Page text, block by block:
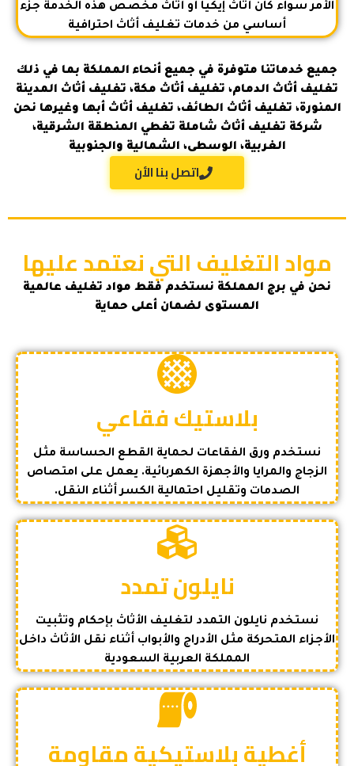
الأمر سواء كان أثاث إيكيا أو أثاث مخصص هذه الخدمة جزء
أساسي من خدمات تغليف أثاث احترافية
جميع خدماتنا متوفرة في جميع أنحاء المملكة بما في ذلك
تغليف أثاث الدمام، تغليف أثاث مكة، تغليف أثاث المدينة
المنورة، تغليف أثاث الطائف، تغليف أثاث أبها وغيرها نحن
شركة تغليف أثاث شاملة تغطي المنطقة الشرقية،
الغربية، الوسطى، الشمالية والجنوبية
اتصل بنا الأن
مواد التغليف التي نعتمد عليها
نحن في برج المملكة نستخدم فقط مواد تغليف عالمية
المستوى لضمان أعلى حماية
بلاستيك فقاعي
نستخدم ورق الفقاعات لحماية القطع الحساسة مثل
الزجاج والمرايا والأجهزة الكهربائية. يعمل على امتصاص
الصدمات وتقليل احتمالية الكسر أثناء النقل.
نايلون تمدد
نستخدم نايلون التمدد لتغليف الأثاث بإحكام وتثبيت
الأجزاء المتحركة مثل الأدراج والأبواب أثناء نقل الأثاث داخل
المملكة العربية السعودية
أغطية بلاستيكية مقاومة